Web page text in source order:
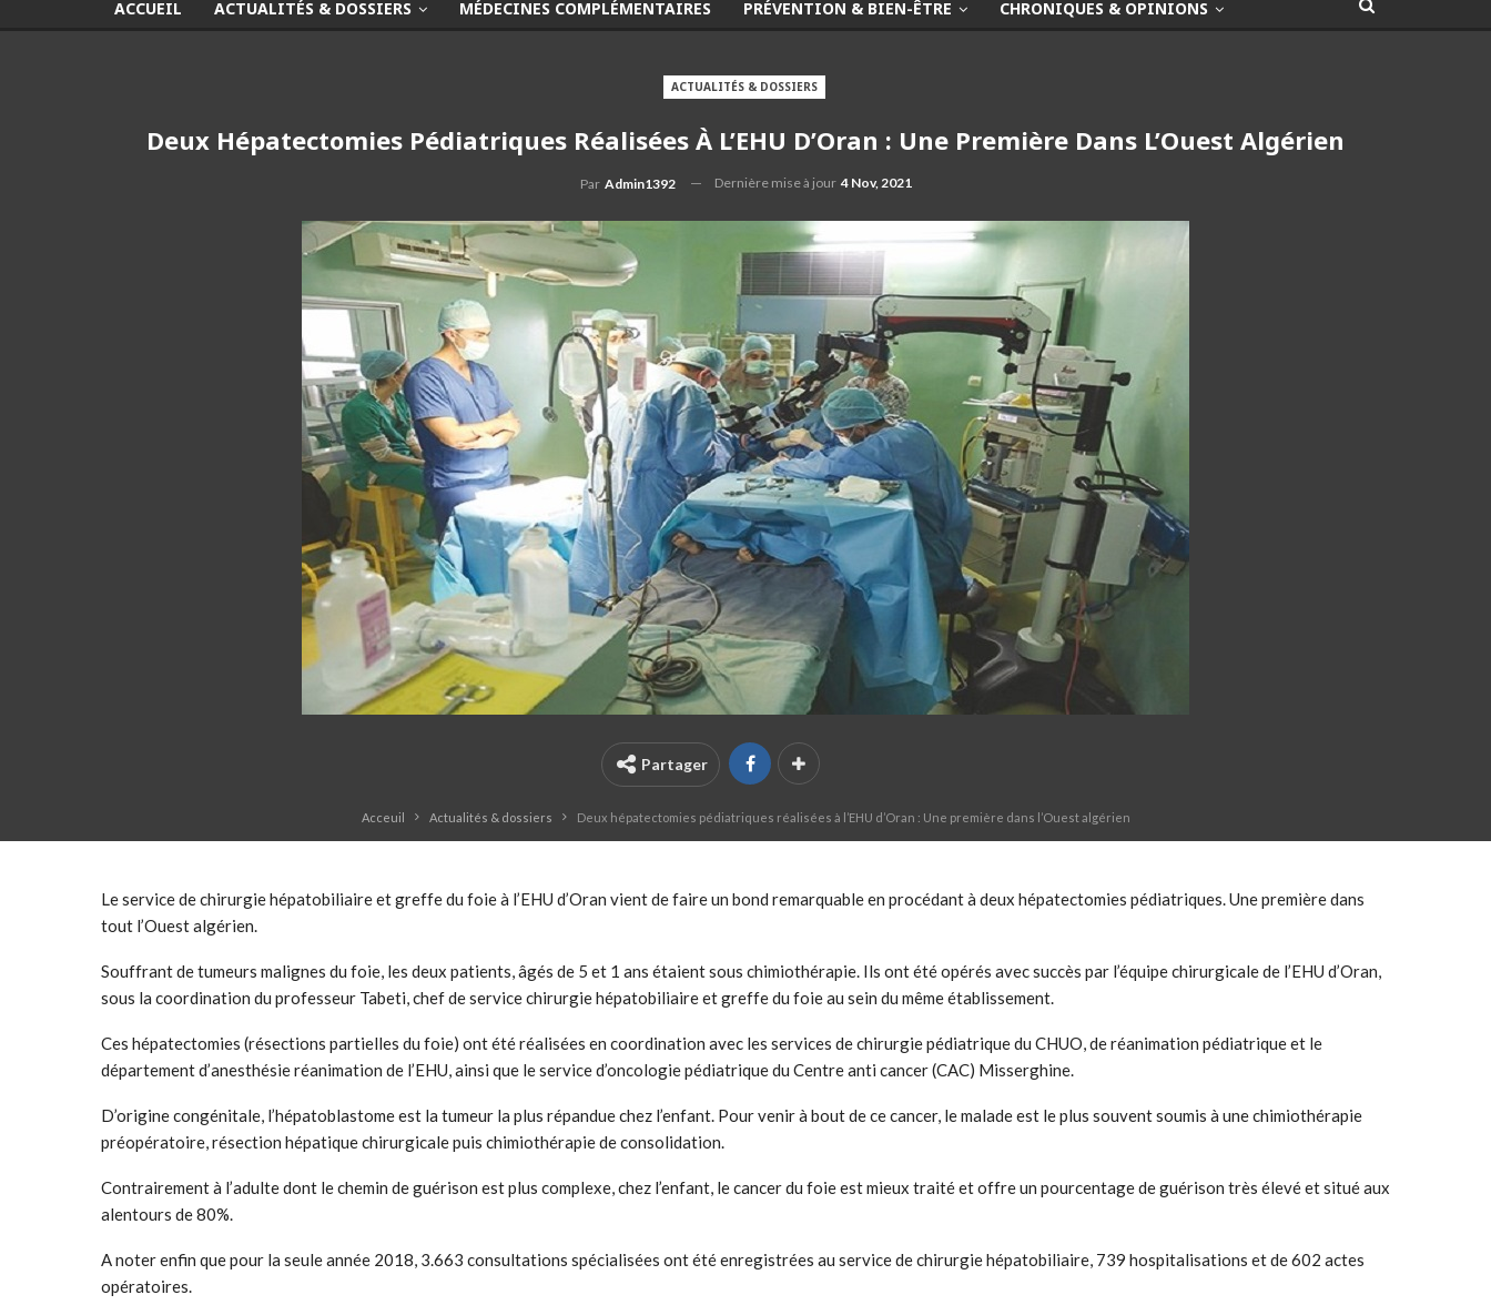
ACCUEIL ACTUALITÉS & DOSSIERS MÉDECINES COMPLÉMENTAIRES PRÉVENTION & BIEN-ÊTRE CHRONIQUES & OPINIONS
ACTUALITÉS & DOSSIERS
Deux Hépatectomies Pédiatriques Réalisées À L’EHU D’Oran : Une Première Dans L’Ouest Algérien
Par Admin1392 Dernière mise à jour 4 Nov, 2021
Partager
Acceuil Actualités & dossiers Deux hépatectomies pédiatriques réalisées à l’EHU d’Oran : Une première dans l’Ouest algérien
Le service de chirurgie hépatobiliaire et greffe du foie à l’EHU d’Oran vient de faire un bond remarquable en procédant à deux hépatectomies pédiatriques. Une première dans
tout l’Ouest algérien.
Souffrant de tumeurs malignes du foie, les deux patients, âgés de 5 et 1 ans étaient sous chimiothérapie. Ils ont été opérés avec succès par l’équipe chirurgicale de l’EHU d’Oran,
sous la coordination du professeur Tabeti, chef de service chirurgie hépatobiliaire et greffe du foie au sein du même établissement.
Ces hépatectomies (résections partielles du foie) ont été réalisées en coordination avec les services de chirurgie pédiatrique du CHUO, de réanimation pédiatrique et le
département d’anesthésie réanimation de l’EHU, ainsi que le service d’oncologie pédiatrique du Centre anti cancer (CAC) Misserghine.
D’origine congénitale, l’hépatoblastome est la tumeur la plus répandue chez l’enfant. Pour venir à bout de ce cancer, le malade est le plus souvent soumis à une chimiothérapie
préopératoire, résection hépatique chirurgicale puis chimiothérapie de consolidation.
Contrairement à l’adulte dont le chemin de guérison est plus complexe, chez l’enfant, le cancer du foie est mieux traité et offre un pourcentage de guérison très élevé et situé aux
alentours de 80%.
A noter enfin que pour la seule année 2018, 3.663 consultations spécialisées ont été enregistrées au service de chirurgie hépatobiliaire, 739 hospitalisations et de 602 actes
opératoires.